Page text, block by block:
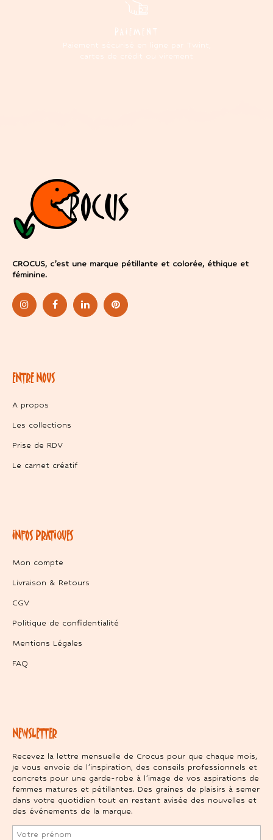
PAIEMENT
Paiement sécurisé en ligne par Twint,
cartes de crédit ou virement
CROCUS, c’est une marque pétillante et colorée, éthique et
féminine.
ENTRE NOUS
A propos
Les collections
Prise de RDV
Le carnet créatif
INFOS PRATIQUES
Mon compte
Livraison & Retours
CGV
Politique de confidentialité
Mentions Légales
FAQ
NEWSLETTER
Recevez la lettre mensuelle de Crocus pour que chaque mois,
je vous envoie de l’inspiration, des conseils professionnels et
concrets pour une garde-robe à l’image de vos aspirations de
femmes matures et pétillantes. Des graines de plaisirs à semer
dans votre quotidien tout en restant avisée des nouvelles et
des événements de la marque.